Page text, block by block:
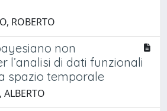
ROBERTO
non
l’analisi di dati funzionali
spazio temporale